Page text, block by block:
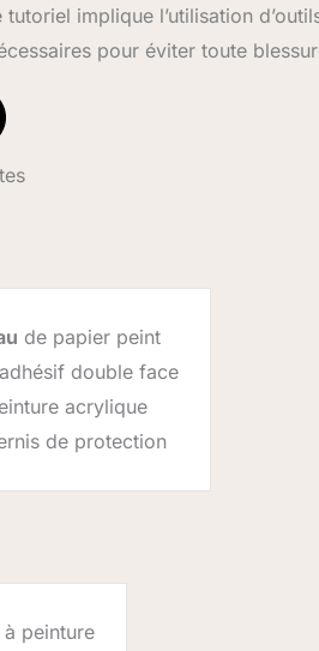
tutoriel implique l’utilisation
pour éviter toute
de papier peint
double face
acrylique
de protection
à peinture